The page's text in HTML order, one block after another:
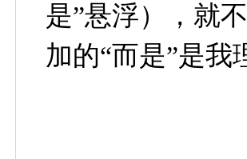
是”悬浮），就
加的“而是”是我